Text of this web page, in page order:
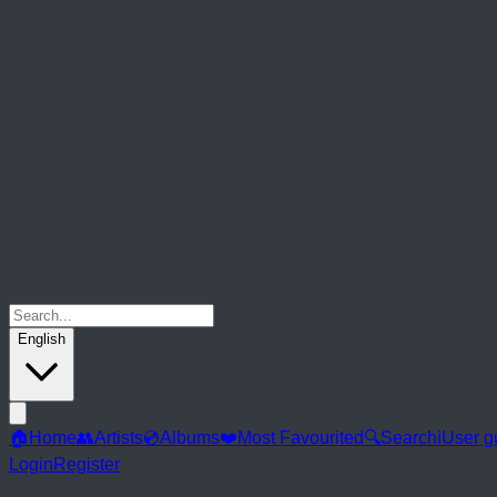
English
🏠 Home👥Artists💿Albums❤️Most Favourited🔍Searchℹ️User
LoginRegister